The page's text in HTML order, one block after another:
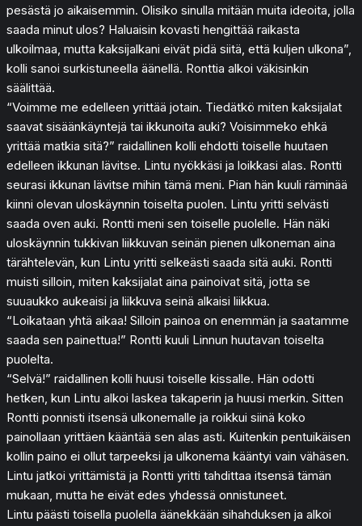
pesästä jo aikaisemmin. Olisiko sinulla mitään muita ideoita, jolla
saada minut ulos? Haluaisin kovasti hengittää raikasta
ulkoilmaa, mutta kaksijalkani eivät pidä siitä, että kuljen ulkona”,
kolli sanoi surkistuneella äänellä. Ronttia alkoi väkisinkin
säälittää.
“Voimme me edelleen yrittää jotain. Tiedätkö miten kaksijalat
saavat sisäänkäyntejä tai ikkunoita auki? Voisimmeko ehkä
yrittää matkia sitä?” raidallinen kolli ehdotti toiselle huutaen
edelleen ikkunan lävitse. Lintu nyökkäsi ja loikkasi alas. Rontti
seurasi ikkunan lävitse mihin tämä meni. Pian hän kuuli räminää
kiinni olevan uloskäynnin toiselta puolen. Lintu yritti selvästi
saada oven auki. Rontti meni sen toiselle puolelle. Hän näki
uloskäynnin tukkivan liikkuvan seinän pienen ulkoneman aina
tärähtelevän, kun Lintu yritti selkeästi saada sitä auki. Rontti
muisti silloin, miten kaksijalat aina painoivat sitä, jotta se
suuaukko aukeaisi ja liikkuva seinä alkaisi liikkua.
“Loikataan yhtä aikaa! Silloin painoa on enemmän ja saatamme
saada sen painettua!” Rontti kuuli Linnun huutavan toiselta
puolelta.
“Selvä!” raidallinen kolli huusi toiselle kissalle. Hän odotti
hetken, kun Lintu alkoi laskea takaperin ja huusi merkin. Sitten
Rontti ponnisti itsensä ulkonemalle ja roikkui siinä koko
painollaan yrittäen kääntää sen alas asti. Kuitenkin pentuikäisen
kollin paino ei ollut tarpeeksi ja ulkonema kääntyi vain vähäsen.
Lintu jatkoi yrittämistä ja Rontti yritti tahdittaa itsensä tämän
mukaan, mutta he eivät edes yhdessä onnistuneet.
Lintu päästi toisella puolella äänekkään sihahduksen ja alkoi